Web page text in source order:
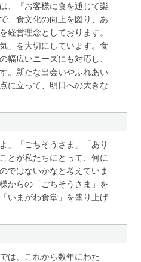
、『お客様に食を通じて楽
、食文化の向上を図り、あ
経営理念としております。
」を大切にしています。食
幅広いニーズにも対応し、
。新たな出会いやふれあい
に立って、明日への大きな
」「ごちそうさま」「あり
とが私たちにとって、何に
ではないかなと考えていま
からの「ごちそうさま」を
いまがわ食堂」を盛り上げ
は、これから数年にわた